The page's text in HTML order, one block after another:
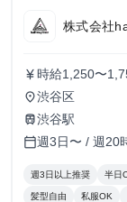
株式会社
currency_yen 時給1,250〜
place渋谷区
train渋谷駅
calendar_today週3日〜 / 週20
週3日以上推奨 半日
髪型自由 私服OK